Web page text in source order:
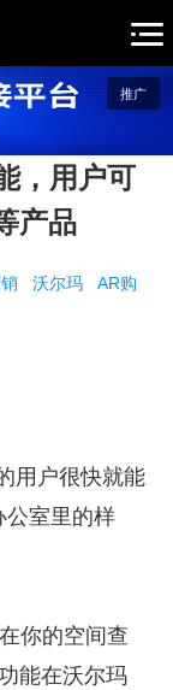
推广
，用户可
产品
沃尔玛 AR购
用户很快就能
公室里的样
你的空间查
能在沃尔玛